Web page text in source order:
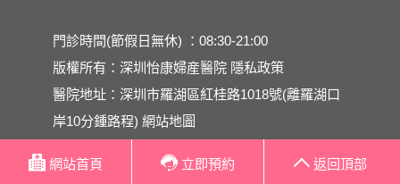
門診時間(節假日無休) ：08:30-21:00
版權所有：深圳怡康婦産醫院 隱私政策
醫院地址：深圳市羅湖區紅桂路1018號(離羅湖口
岸10分鍾路程)網站地圖
網站首頁 立即預約 返回頂部